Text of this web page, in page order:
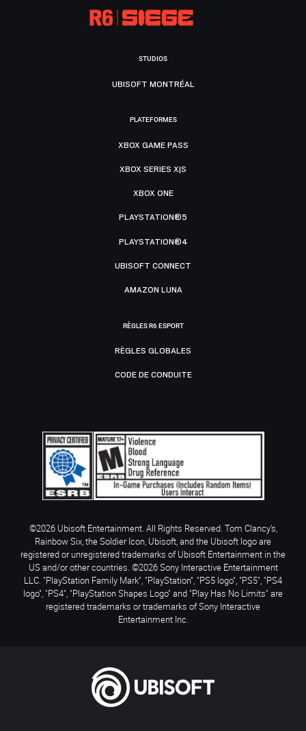
STUDIOS
UBISOFT MONTRÉAL
PLATEFORMES
XBOX GAME PASS
XBOX SERIES X|S
XBOX ONE
PLAYSTATION®5
PLAYSTATION®4
UBISOFT CONNECT
AMAZON LUNA
RÈGLES R6 ESPORT
RÈGLES GLOBALES
CODE DE CONDUITE
©2026 Ubisoft Entertainment. All Rights Reserved. Tom Clancy’s,
Rainbow Six, the Soldier Icon, Ubisoft, and the Ubisoft logo are
registered or unregistered trademarks of Ubisoft Entertainment in the
US and/or other countries. ©2026 Sony Interactive Entertainment
LLC. "PlayStation Family Mark", "PlayStation", "PS5 logo", "PS5", "PS4
logo", "PS4", "PlayStation Shapes Logo" and "Play Has No Limits" are
registered trademarks or trademarks of Sony Interactive
Entertainment Inc.